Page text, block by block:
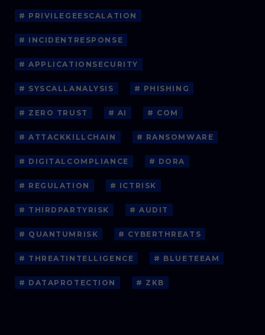
# PRIVILEGEESCALATION
# INCIDENTRESPONSE
# APPLICATIONSECURITY
# SYSCALLANALYSIS # PHISHING
# ZERO TRUST # AI # COM
# ATTACKKILLCHAIN # RANSOMWARE
# DIGITALCOMPLIANCE # DORA
# REGULATION # ICTRISK
# THIRDPARTYRISK # AUDIT
# QUANTUMRISK # CYBERTHREATS
# THREATINTELLIGENCE # BLUETEEAM
# DATAPROTECTION # ZKB